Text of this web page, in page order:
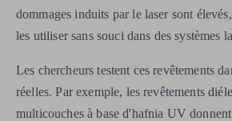
dommages induits par le laser sont
les utiliser sans souci dans des systèmes
Les chercheurs testent ces revêtements
réelles. Par exemple, les revêtements
multicouches à base d'hafnia UV